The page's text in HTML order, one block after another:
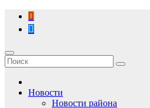
Перейти
содержимому
Новости
Новости района